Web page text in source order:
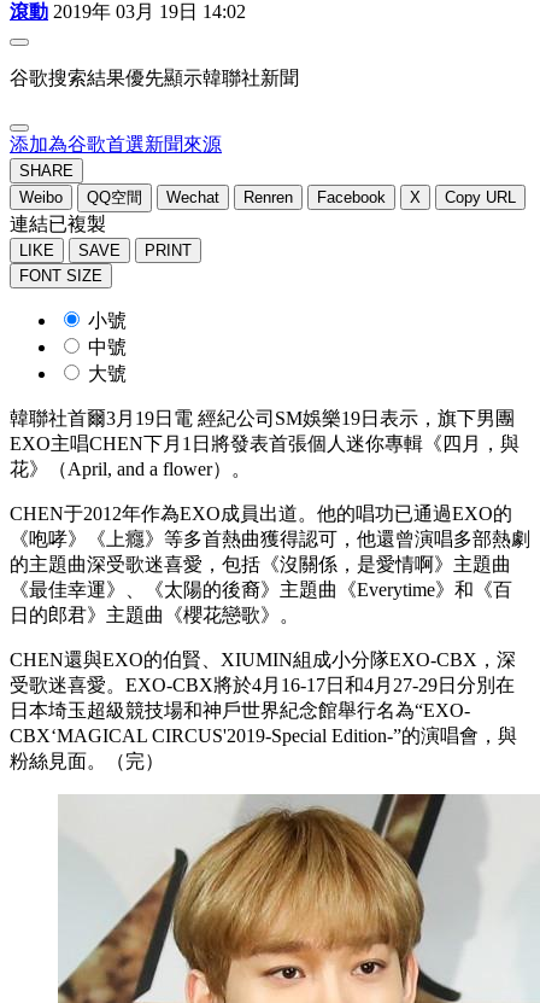
滾動 2019年 03月 19日 14:02
谷歌搜索結果優先顯示韓聯社新聞
添加為谷歌首選新聞來源
SHARE
Weibo
QQ空間 Wechat Renren Facebook X Copy URL
連結已複製
LIKE SAVE
PRINT
FONT SIZE
小號
中號
大號
韓聯社首爾3月19日電 經紀公司SM娛樂19日表示，旗下男團
EXO主唱CHEN下月1日將發表首張個人迷你專輯《四月，與
花》（April, and a flower）。
CHEN于2012年作為EXO成員出道。他的唱功已通過EXO的
《咆哮》《上癮》等多首熱曲獲得認可，他還曾演唱多部熱劇
的主題曲深受歌迷喜愛，包括《沒關係，是愛情啊》主題曲
《最佳幸運》、《太陽的後裔》主題曲《Everytime》和《百
日的郎君》主題曲《櫻花戀歌》。
CHEN還與EXO的伯賢、XIUMIN組成小分隊EXO-CBX，深
受歌迷喜愛。EXO-CBX將於4月16-17日和4月27-29日分別在
日本埼玉超級競技場和神戶世界紀念館舉行名為“EXO-
CBX‘MAGICAL CIRCUS'2019-Special Edition-”的演唱會，與
粉絲見面。（完）